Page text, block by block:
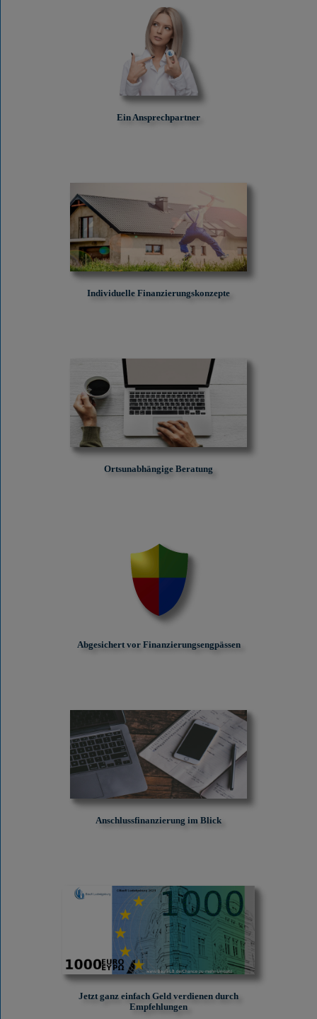
Ein Ansprechpartner
Individuelle Finanzierungskonzepte
Ortsunabhängige Beratung
Abgesichert vor Finanzierungs­engpässen
Anschlussfinanzierung im Blick
Jetzt ganz einfach Geld verdienen durch
Empfehlungen